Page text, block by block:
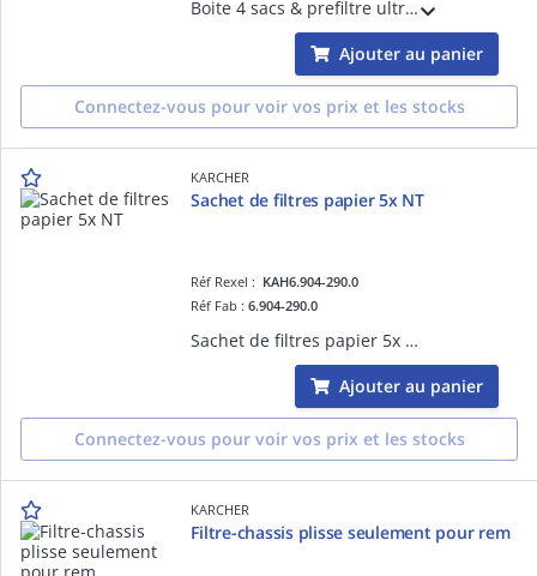
Boite 4 sacs & prefiltre ultra+ filtration Elite Extreme King
Ajouter au panier
Connectez-vous pour voir vos prix et les stocks
KARCHER
Sachet de filtres papier 5x NT
Réf Rexel : KAH6.904-290.0
Réf Fab :6.904-290.0
Sachet de filtres papier 5x NT
Ajouter au panier
Connectez-vous pour voir vos prix et les stocks
KARCHER
Filtre-chassis plisse seulement pour rem